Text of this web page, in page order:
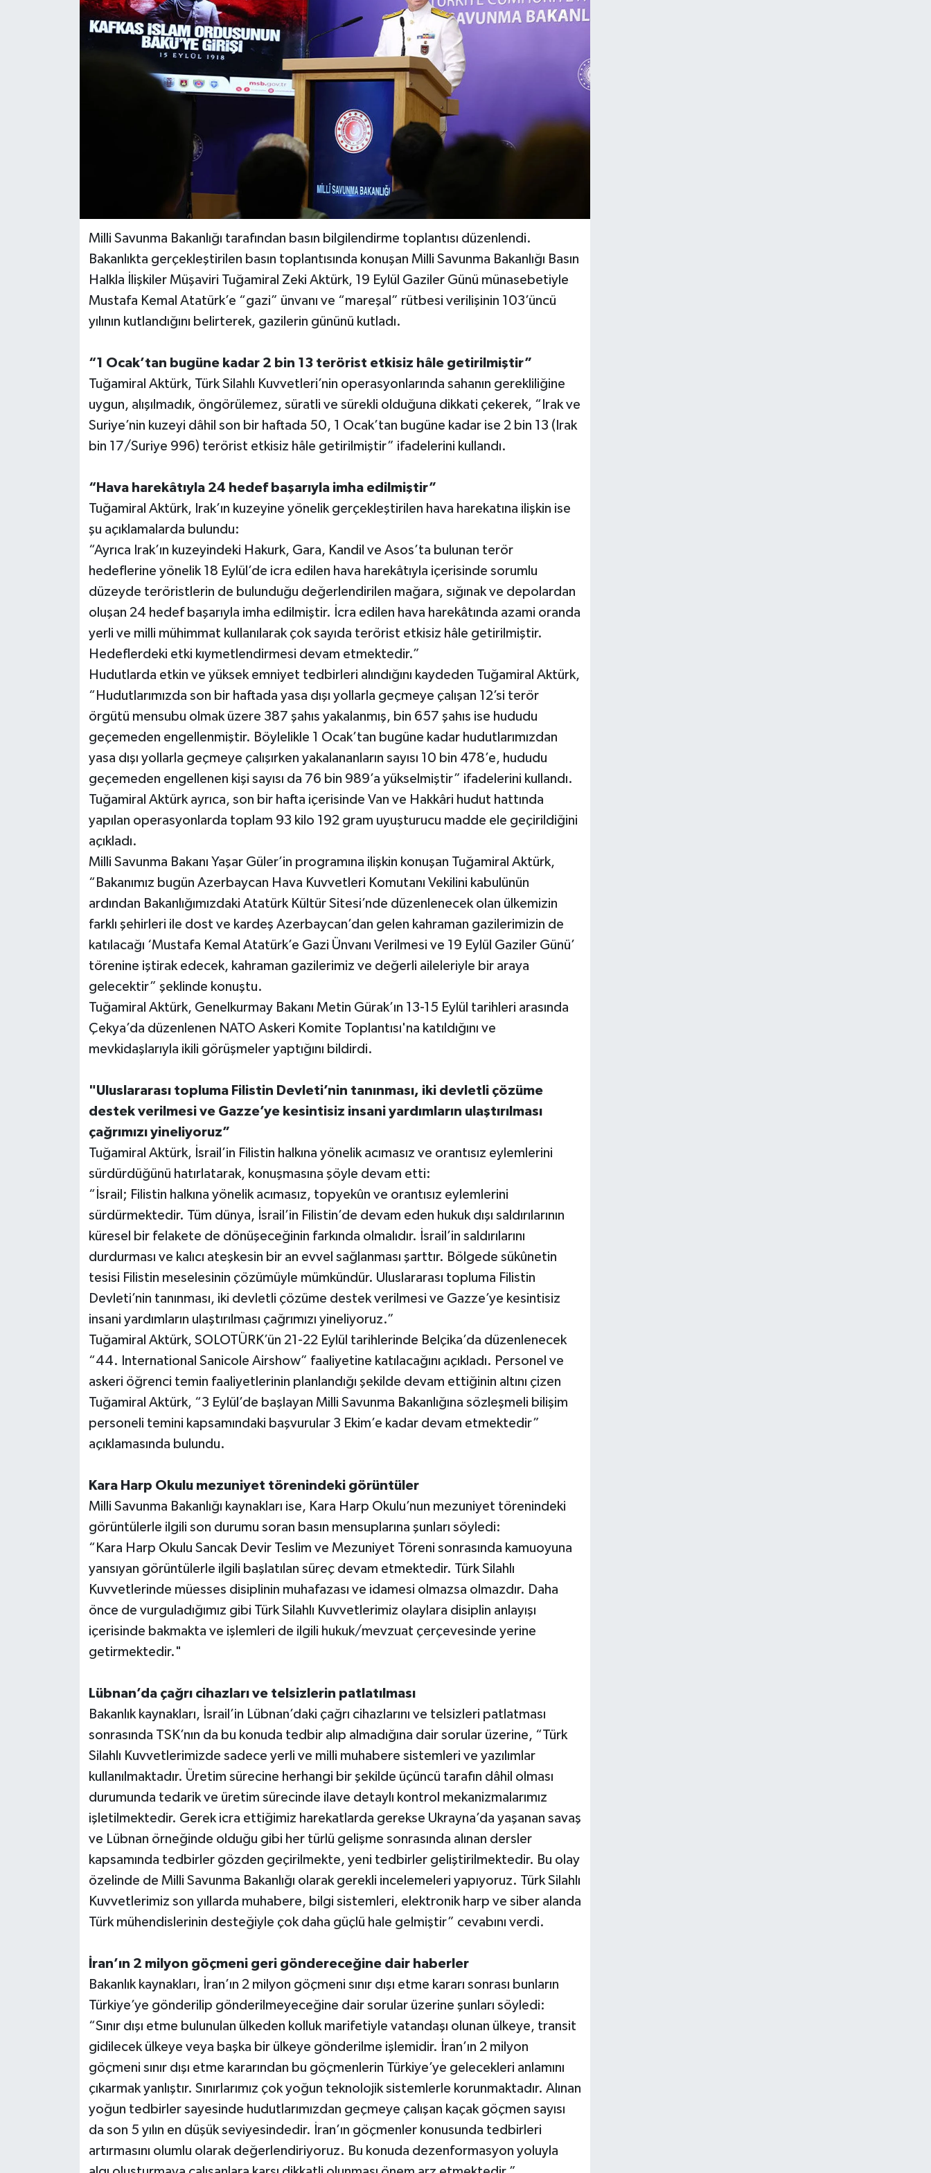
Milli Savunma Bakanlığı tarafından basın bilgilendirme toplantısı düzenlendi.
Bakanlıkta gerçekleştirilen basın toplantısında konuşan Milli Savunma Bakanlığı Basın
Halkla İlişkiler Müşaviri Tuğamiral Zeki Aktürk, 19 Eylül Gaziler Günü münasebetiyle
Mustafa Kemal Atatürk’e “gazi” ünvanı ve “mareşal” rütbesi verilişinin 103’üncü
yılının kutlandığını belirterek, gazilerin gününü kutladı.
“1 Ocak’tan bugüne kadar 2 bin 13 terörist etkisiz hâle getirilmiştir”
Tuğamiral Aktürk, Türk Silahlı Kuvvetleri’nin operasyonlarında sahanın gerekliliğine
uygun, alışılmadık, öngörülemez, süratli ve sürekli olduğuna dikkati çekerek, “Irak ve
Suriye’nin kuzeyi dâhil son bir haftada 50, 1 Ocak’tan bugüne kadar ise 2 bin 13 (Irak
bin 17/Suriye 996) terörist etkisiz hâle getirilmiştir” ifadelerini kullandı.
“Hava harekâtıyla 24 hedef başarıyla imha edilmiştir”
Tuğamiral Aktürk, Irak’ın kuzeyine yönelik gerçekleştirilen hava harekatına ilişkin ise
şu açıklamalarda bulundu:
“Ayrıca Irak’ın kuzeyindeki Hakurk, Gara, Kandil ve Asos’ta bulunan terör
hedeflerine yönelik 18 Eylül’de icra edilen hava harekâtıyla içerisinde sorumlu
düzeyde teröristlerin de bulunduğu değerlendirilen mağara, sığınak ve depolardan
oluşan 24 hedef başarıyla imha edilmiştir. İcra edilen hava harekâtında azami oranda
yerli ve milli mühimmat kullanılarak çok sayıda terörist etkisiz hâle getirilmiştir.
Hedeflerdeki etki kıymetlendirmesi devam etmektedir.”
Hudutlarda etkin ve yüksek emniyet tedbirleri alındığını kaydeden Tuğamiral Aktürk,
“Hudutlarımızda son bir haftada yasa dışı yollarla geçmeye çalışan 12’si terör
örgütü mensubu olmak üzere 387 şahıs yakalanmış, bin 657 şahıs ise hududu
geçemeden engellenmiştir. Böylelikle 1 Ocak’tan bugüne kadar hudutlarımızdan
yasa dışı yollarla geçmeye çalışırken yakalananların sayısı 10 bin 478’e, hududu
geçemeden engellenen kişi sayısı da 76 bin 989’a yükselmiştir” ifadelerini kullandı.
Tuğamiral Aktürk ayrıca, son bir hafta içerisinde Van ve Hakkâri hudut hattında
yapılan operasyonlarda toplam 93 kilo 192 gram uyuşturucu madde ele geçirildiğini
açıkladı.
Milli Savunma Bakanı Yaşar Güler’in programına ilişkin konuşan Tuğamiral Aktürk,
“Bakanımız bugün Azerbaycan Hava Kuvvetleri Komutanı Vekilini kabulünün
ardından Bakanlığımızdaki Atatürk Kültür Sitesi’nde düzenlenecek olan ülkemizin
farklı şehirleri ile dost ve kardeş Azerbaycan’dan gelen kahraman gazilerimizin de
katılacağı ‘Mustafa Kemal Atatürk’e Gazi Ünvanı Verilmesi ve 19 Eylül Gaziler Günü’
törenine iştirak edecek, kahraman gazilerimiz ve değerli aileleriyle bir araya
gelecektir” şeklinde konuştu.
Tuğamiral Aktürk, Genelkurmay Bakanı Metin Gürak’ın 13-15 Eylül tarihleri arasında
Çekya’da düzenlenen NATO Askeri Komite Toplantısı'na katıldığını ve
mevkidaşlarıyla ikili görüşmeler yaptığını bildirdi.
"Uluslararası topluma Filistin Devleti’nin tanınması, iki devletli çözüme
destek verilmesi ve Gazze’ye kesintisiz insani yardımların ulaştırılması
çağrımızı yineliyoruz”
Tuğamiral Aktürk, İsrail’in Filistin halkına yönelik acımasız ve orantısız eylemlerini
sürdürdüğünü hatırlatarak, konuşmasına şöyle devam etti:
“İsrail; Filistin halkına yönelik acımasız, topyekûn ve orantısız eylemlerini
sürdürmektedir. Tüm dünya, İsrail’in Filistin’de devam eden hukuk dışı saldırılarının
küresel bir felakete de dönüşeceğinin farkında olmalıdır. İsrail’in saldırılarını
durdurması ve kalıcı ateşkesin bir an evvel sağlanması şarttır. Bölgede sükûnetin
tesisi Filistin meselesinin çözümüyle mümkündür. Uluslararası topluma Filistin
Devleti’nin tanınması, iki devletli çözüme destek verilmesi ve Gazze’ye kesintisiz
insani yardımların ulaştırılması çağrımızı yineliyoruz.”
Tuğamiral Aktürk, SOLOTÜRK’ün 21-22 Eylül tarihlerinde Belçika’da düzenlenecek
“44. International Sanicole Airshow” faaliyetine katılacağını açıkladı. Personel ve
askeri öğrenci temin faaliyetlerinin planlandığı şekilde devam ettiğinin altını çizen
Tuğamiral Aktürk, “3 Eylül’de başlayan Milli Savunma Bakanlığına sözleşmeli bilişim
personeli temini kapsamındaki başvurular 3 Ekim’e kadar devam etmektedir”
açıklamasında bulundu.
Kara Harp Okulu mezuniyet törenindeki görüntüler
Milli Savunma Bakanlığı kaynakları ise, Kara Harp Okulu’nun mezuniyet törenindeki
görüntülerle ilgili son durumu soran basın mensuplarına şunları söyledi:
“Kara Harp Okulu Sancak Devir Teslim ve Mezuniyet Töreni sonrasında kamuoyuna
yansıyan görüntülerle ilgili başlatılan süreç devam etmektedir. Türk Silahlı
Kuvvetlerinde müesses disiplinin muhafazası ve idamesi olmazsa olmazdır. Daha
önce de vurguladığımız gibi Türk Silahlı Kuvvetlerimiz olaylara disiplin anlayışı
içerisinde bakmakta ve işlemleri de ilgili hukuk/mevzuat çerçevesinde yerine
getirmektedir."
Lübnan’da çağrı cihazları ve telsizlerin patlatılması
Bakanlık kaynakları, İsrail’in Lübnan’daki çağrı cihazlarını ve telsizleri patlatması
sonrasında TSK’nın da bu konuda tedbir alıp almadığına dair sorular üzerine, “Türk
Silahlı Kuvvetlerimizde sadece yerli ve milli muhabere sistemleri ve yazılımlar
kullanılmaktadır. Üretim sürecine herhangi bir şekilde üçüncü tarafın dâhil olması
durumunda tedarik ve üretim sürecinde ilave detaylı kontrol mekanizmalarımız
işletilmektedir. Gerek icra ettiğimiz harekatlarda gerekse Ukrayna’da yaşanan savaş
ve Lübnan örneğinde olduğu gibi her türlü gelişme sonrasında alınan dersler
kapsamında tedbirler gözden geçirilmekte, yeni tedbirler geliştirilmektedir. Bu olay
özelinde de Milli Savunma Bakanlığı olarak gerekli incelemeleri yapıyoruz. Türk Silahlı
Kuvvetlerimiz son yıllarda muhabere, bilgi sistemleri, elektronik harp ve siber alanda
Türk mühendislerinin desteğiyle çok daha güçlü hale gelmiştir” cevabını verdi.
İran’ın 2 milyon göçmeni geri göndereceğine dair haberler
Bakanlık kaynakları, İran’ın 2 milyon göçmeni sınır dışı etme kararı sonrası bunların
Türkiye’ye gönderilip gönderilmeyeceğine dair sorular üzerine şunları söyledi:
“Sınır dışı etme bulunulan ülkeden kolluk marifetiyle vatandaşı olunan ülkeye, transit
gidilecek ülkeye veya başka bir ülkeye gönderilme işlemidir. İran’ın 2 milyon
göçmeni sınır dışı etme kararından bu göçmenlerin Türkiye’ye gelecekleri anlamını
çıkarmak yanlıştır. Sınırlarımız çok yoğun teknolojik sistemlerle korunmaktadır. Alınan
yoğun tedbirler sayesinde hudutlarımızdan geçmeye çalışan kaçak göçmen sayısı
da son 5 yılın en düşük seviyesindedir. İran’ın göçmenler konusunda tedbirleri
artırmasını olumlu olarak değerlendiriyoruz. Bu konuda dezenformasyon yoluyla
Sosyal medya
Televizyon